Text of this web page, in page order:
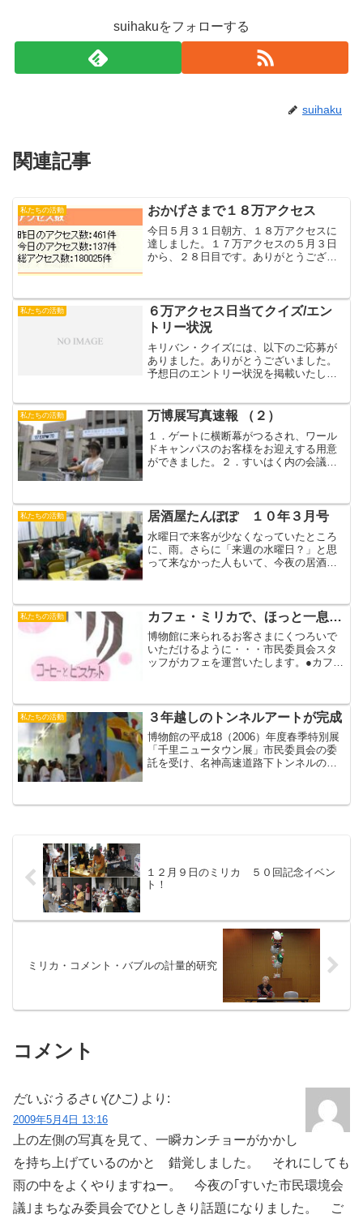
suihakuをフォローする
suihaku
関連記事
私たちの活動 おかげさまで１８万アクセス
今日５月３１日朝方、１８万アクセスに
達しました。１７万アクセスの５月３日
から、２８日目です。ありがとうござい
私たちの活動
６万アクセス日当てクイズ/エン
トリー状況
キリバン・クイズには、以下のご応募が
ありました。ありがとうございました。
予想日のエントリー状況を掲載いたしま
日６月１５日６月１６日 みっちゃん、
団塊の婆６月１７日 て...
私たちの活動 万博展写真速報 （２）
１．ゲートに横断幕がつるされ、ワール
ドキャンパスのお客様をお迎えする用意
ができました。２．すいはく内の会議室
ね。３．こちらでは図録の...
私たちの活動 居酒屋たんぽぽ １０年３月号
水曜日で来客が少なくなっていたところ
に、雨。さらに「来週の水曜日？」と思
って来なかった人もいて、今夜の居酒屋
「君こそは友」 ...
私たちの活動 カフェ・ミリカで、ほっと一息…
博物館に来られるお客さまにくつろいで
いただけるように・・・市民委員会スタ
ッフがカフェを運営いたします。●カフ
6月4日までの（土）（日） and 祝日●営
業時...
私たちの活動 ３年越しのトンネルアートが完成
博物館の平成18（2006）年度春季特別展
「千里ニュータウン展」市民委員会の委
託を受け、名神高速道路下トンネルの出
１２月９日のミリカ ５０回記念イベン
ト！
ミリカ・コメント・バブルの計量的研究
コメント
だいぶうるさい(ひこ) より:
2009年5月4日 13:16
上の左側の写真を見て、一瞬カンチョーがかかし
を持ち上げているのかと 錯覚しました。 それにしても
雨の中をよくやりますねー。 今夜の｢すいた市民環境会
議｣まちなみ委員会でひとしきり話題になりました。 ご